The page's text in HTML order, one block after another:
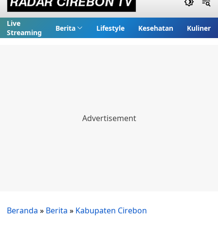
Live
Streaming
Berita Lifestyle Kesehatan Kuliner
Beranda » Berita » Kabupaten Cirebon